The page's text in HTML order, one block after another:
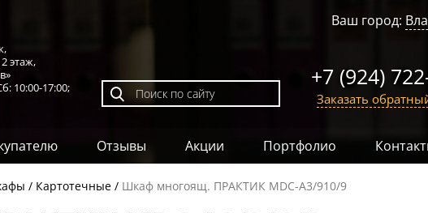
Ваш город:
2 этаж,
10:00-17:00;
+7 (924)
Заказать
Отзывы Акции Портфолио
Картотечные Шкаф многоящ. ПРАКТИК MDC-A3/910/9